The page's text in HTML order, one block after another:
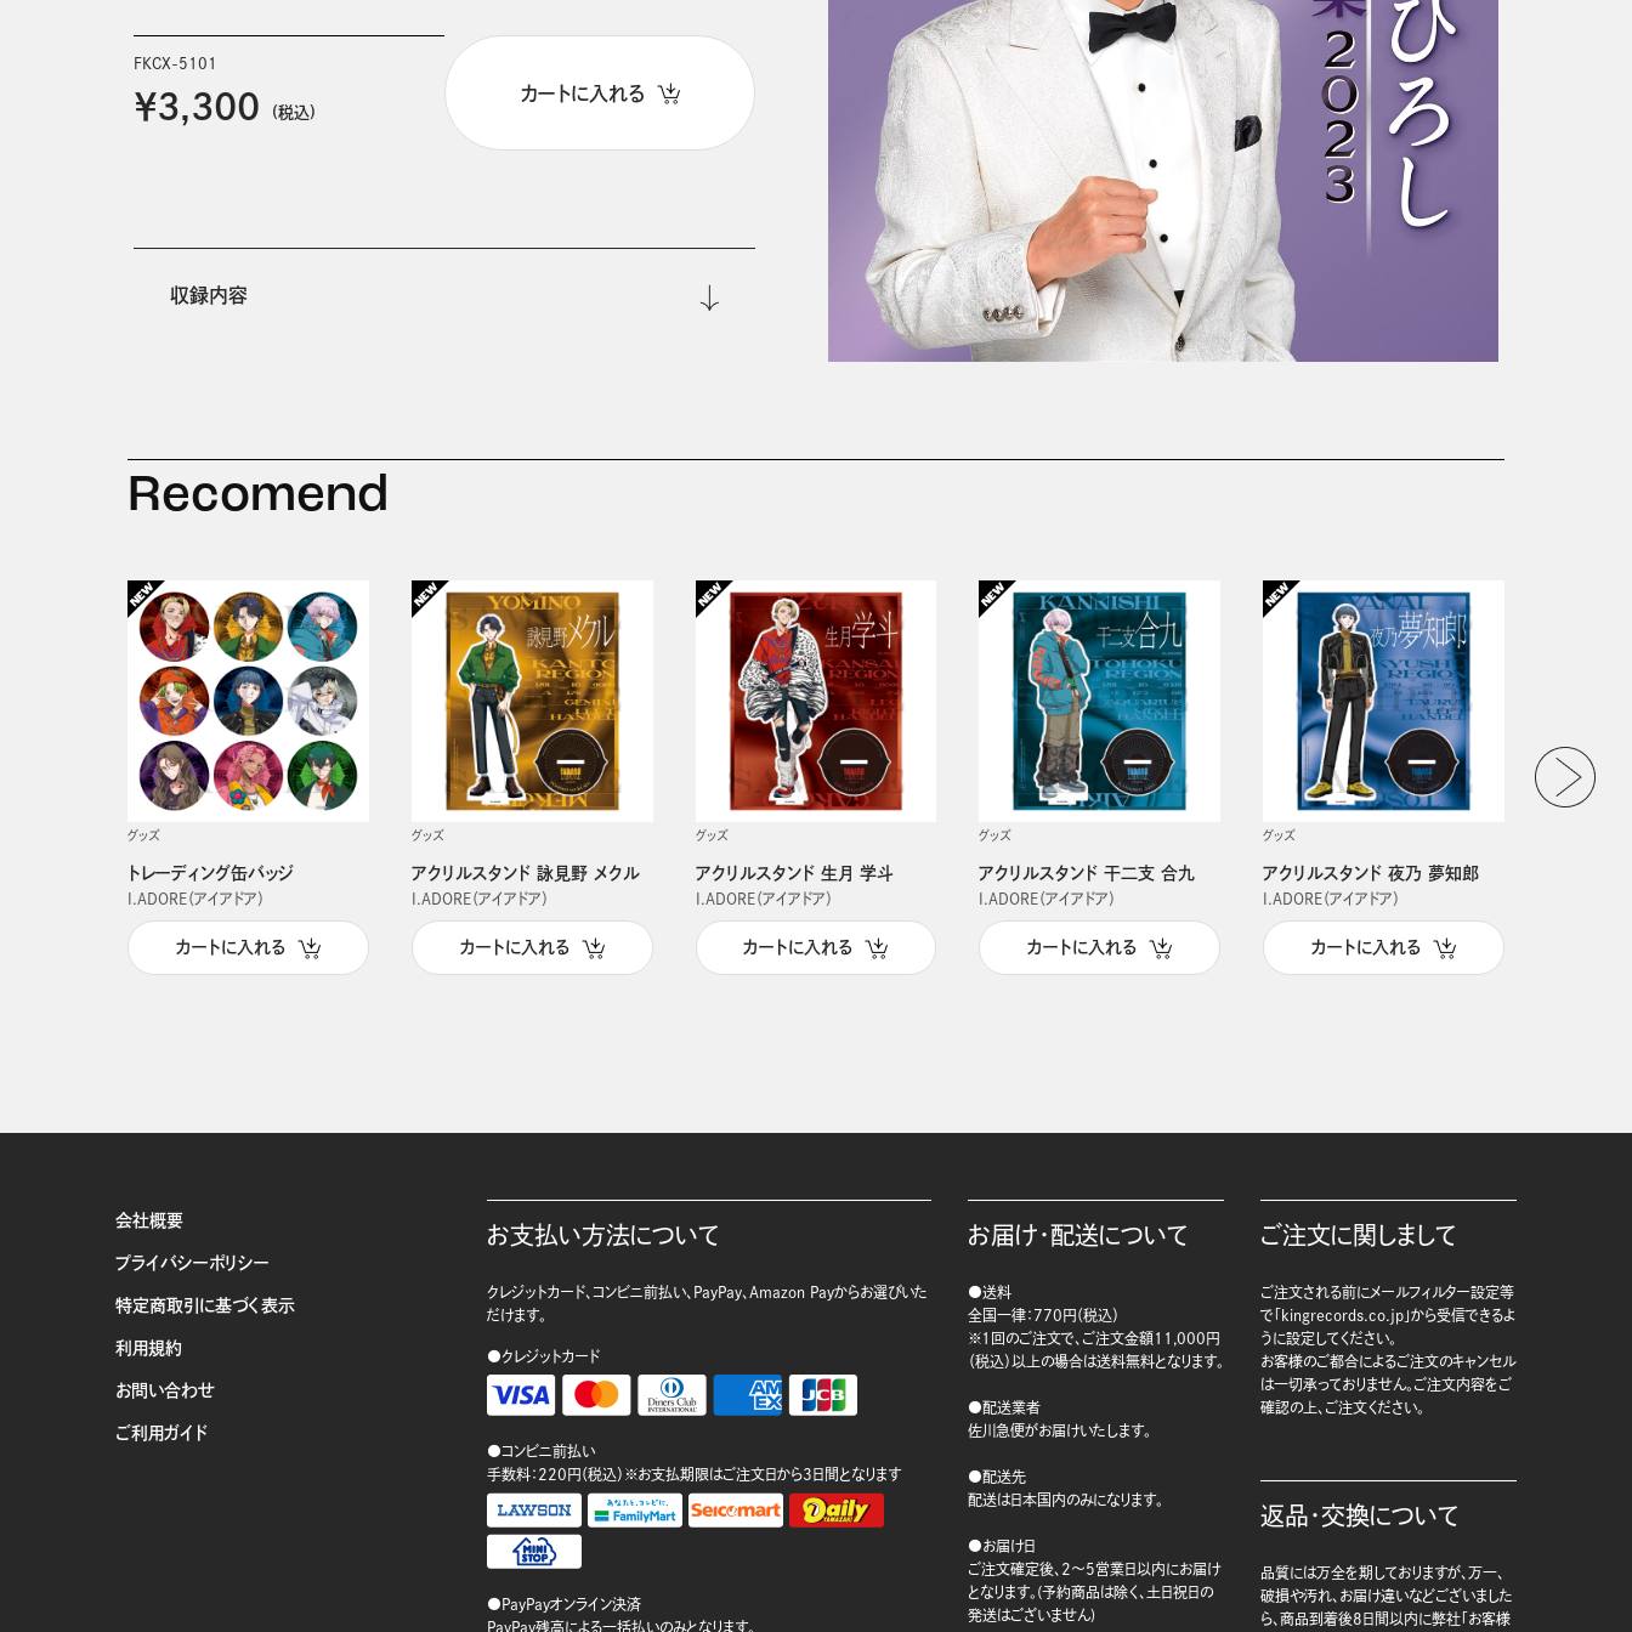
FKCX-5101
￥3,300 (税込)
カートに入れる
収録内容
Recomend
グッズ
トレーディング缶バッジ
I.ADORE（アイアドア）
カートに入れる
グッズ
アクリルスタンド 詠見野 メクル
I.ADORE（アイアドア）
カートに入れる
グッズ
アクリルスタンド 生月 学斗
I.ADORE（アイアドア）
カートに入れる
グッズ
アクリルスタンド 干二支 合九
I.ADORE（アイアドア）
カートに入れる
グッズ
アクリルスタンド 夜乃 夢知郎
I.ADORE（アイアドア）
カートに入れる
会社概要
プライバシーポリシー
特定商取引に基づく表示
利用規約
お問い合わせ
ご利用ガイド
お支払い方法について
クレジットカード、コンビニ前払い、PayPay、Amazon Payからお選びいた
だけます。
●クレジットカード
●コンビニ前払い
手数料：220円（税込）※お支払期限はご注文日から3日間となります
●PayPayオンライン決済
PayPay残高による一括払いのみとなります。
お届け・配送について
●送料
全国一律：770円（税込）
※1回のご注文で、ご注文金額11,000円
（税込）以上の場合は送料無料となります。
●配送業者
佐川急便がお届けいたします。
●配送先
配送は日本国内のみになります。
●お届け日
ご注文確定後、2～5営業日以内にお届け
となります。(予約商品は除く、土日祝日の
発送はございません)
ご注文に関しまして
ご注文される前にメールフィルター設定等
で「kingrecords.co.jp」から受信できるよ
うに設定してください。
お客様のご都合によるご注文のキャンセル
は一切承っておりません。ご注文内容をご
確認の上、ご注文ください。
返品・交換について
品質には万全を期しておりますが、万一、
破損や汚れ、お届け違いなどございました
ら、商品到着後8日間以内に弊社「お客様